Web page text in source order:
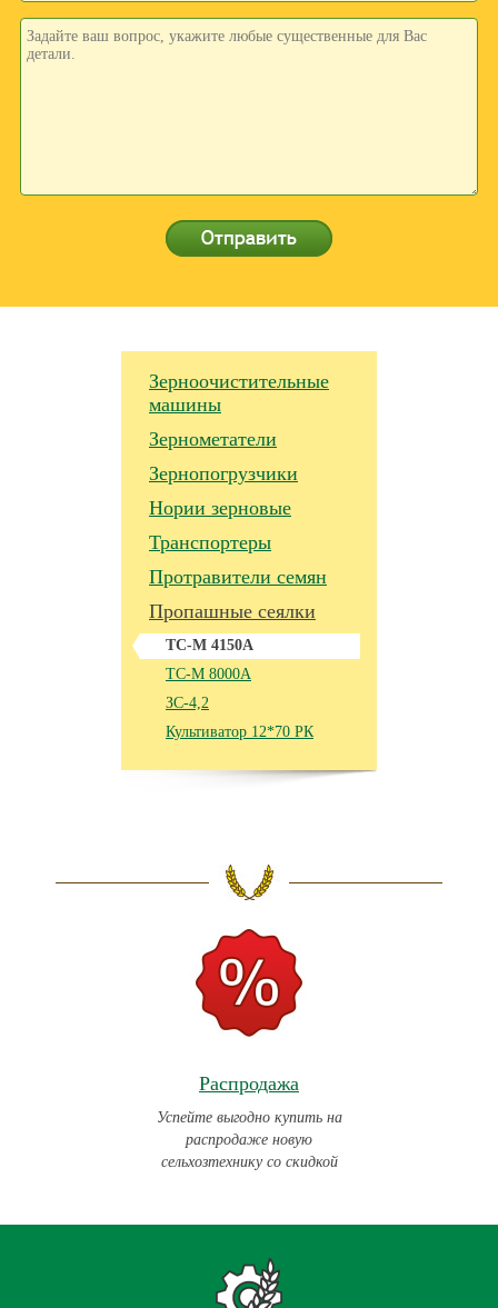
Зерноочистительные
машины
Зернометатели
Зернопогрузчики
Нории зерновые
Транспортеры
Протравители семян
Пропашные сеялки
ТС-М 4150А
ТС-М 8000А
ЗС-4,2
Культиватор 12*70 РК
Распродажа
Успейте выгодно купить на
распродаже новую
сельхозтехнику со скидкой